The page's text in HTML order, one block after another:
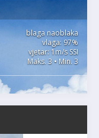
blaga naoblaka
vlaga: 97%
vjetar: 1m/s SSI
Maks. 3 • Min. 3